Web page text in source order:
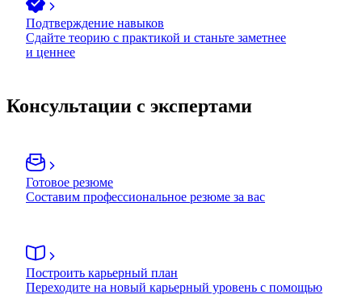
Подтверждение навыков
Сдайте теорию с практикой и станьте заметнее
и ценнее
Консультации с экспертами
Готовое резюме
Составим профессиональное резюме за вас
Построить карьерный план
Переходите на новый карьерный уровень с помощью